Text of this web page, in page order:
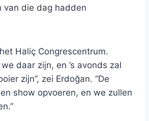
van die dag hadden
Haliç Congrescentrum.
daar zijn, en ’s avonds zal
zijn”, zei Erdoğan. “De
show opvoeren, en we zullen